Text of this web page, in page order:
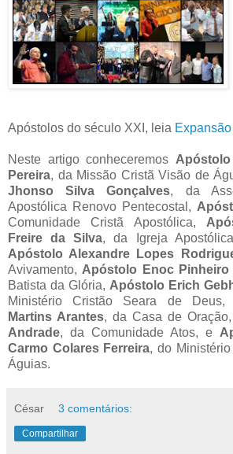
Apóstolos do século XXI, leia
Neste artigo conheceremos
Pereira, da Missão Cristã Visão de
Jhonso Silva Gonçalves, da
Apostólica Renovo Pentecostal,
Comunidade Cristã Apostólica,
Freire da Silva, da Igreja
Apóstolo Alexandre Lopes
Avivamento, Apóstolo Enoc Pinheiro
Batista da Glória, Apóstolo Erich
Ministério Cristão Seara de Deus,
Martins Arantes, da Casa de Oração,
Andrade, da Comunidade Atos, e
Carmo Colares Ferreira, do
Águias.
César 3 comentários:
Compartilhar